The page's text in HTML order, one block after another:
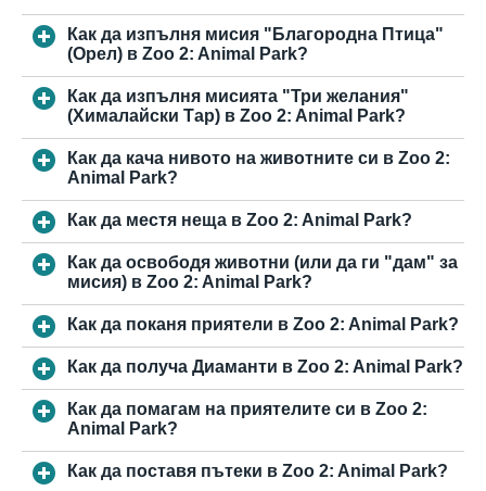
Как да изпълня мисия "Благородна Птица"
(Орел) в Zoo 2: Animal Park?
Как да изпълня мисията "Три желания"
(Хималайски Тар) в Zoo 2: Animal Park?
Как да кача нивото на животните си в Zoo 2:
Animal Park?
Как да местя неща в Zoo 2: Animal Park?
Как да освободя животни (или да ги "дам" за
мисия) в Zoo 2: Animal Park?
Как да поканя приятели в Zoo 2: Animal Park?
Как да получа Диаманти в Zoo 2: Animal Park?
Как да помагам на приятелите си в Zoo 2:
Animal Park?
Как да поставя пътеки в Zoo 2: Animal Park?